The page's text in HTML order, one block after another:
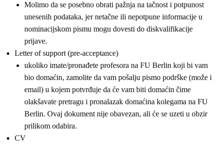
Molimo da se posebno obrati pažnja na tačnost i potpunost
unesenih podataka, jer netačne ili nepotpune informacije u
nominacijskom pismu mogu dovesti do diskvalifikacije
prijave.
Letter of support (pre-acceptance)
ukoliko imate/pronađete profesora na FU Berlin koji bi vam
bio domaćin, zamolite da vam pošalju pismo podrške (može i
email) u kojem potvrđuje da će vam biti domaćin čime
olakšavate pretragu i pronalazak domaćina kolegama na FU
Berlin. Ovaj dokument nije obavezan, ali će se uzeti u obzir
prilikom odabira.
CV